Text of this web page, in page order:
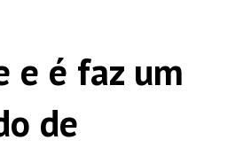
e é faz um
de